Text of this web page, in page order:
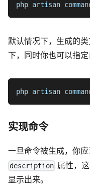
php artisan
默认情况下，生成的
下，同时你也可以指定
php artisan
实现命令
一旦命令被生成，你
description 属性，
显示出来。